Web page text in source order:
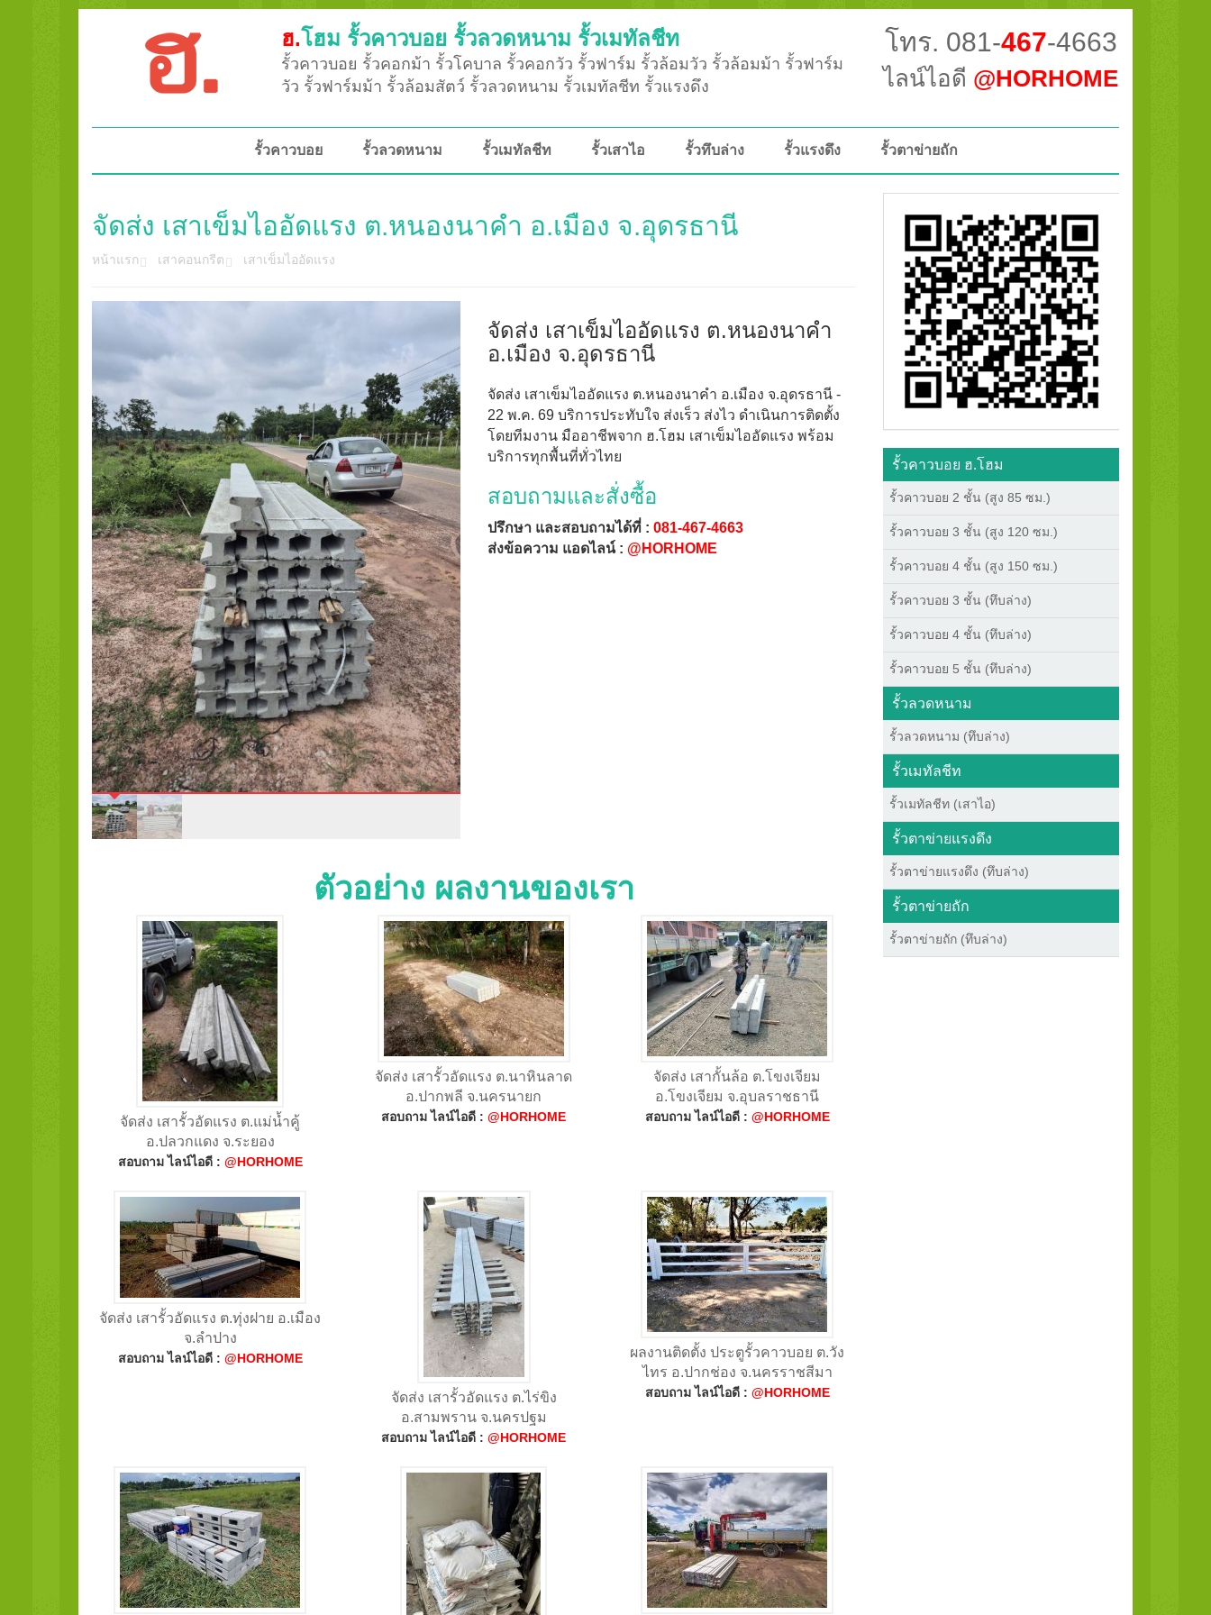
ฮ.โฮม รั้วคาวบอย รั้วลวดหนาม รั้วเมทัลชีท
รั้วคาวบอย รั้วคอกม้า รั้วโคบาล รั้วคอกวัว รั้วฟาร์ม รั้วล้อมวัว รั้วล้อมม้า รั้วฟาร์ม
วัว รั้วฟาร์มม้า รั้วล้อมสัตว์ รั้วลวดหนาม รั้วเมทัลชีท รั้วแรงดึง
โทร. 081-467-4663
ไลน์ไอดี @HORHOME
รั้วคาวบอย รั้วลวดหนาม รั้วเมทัลชีท รั้วเสาไอ รั้วทึบล่าง รั้วแรงดึง รั้วตาข่ายถัก
จัดส่ง เสาเข็มไออัดแรง ต.หนองนาคำ อ.เมือง จ.อุดรธานี
หน้าแรก เสาคอนกรีต เสาเข็มไออัดแรง
จัดส่ง เสาเข็มไออัดแรง ต.หนองนาคำ
อ.เมือง จ.อุดรธานี
จัดส่ง เสาเข็มไออัดแรง ต.หนองนาคำ อ.เมือง จ.อุดรธานี -
22 พ.ค. 69 บริการประทับใจ ส่งเร็ว ส่งไว ดำเนินการติดตั้ง
โดยทีมงาน มืออาชีพจาก ฮ.โฮม เสาเข็มไออัดแรง พร้อม
บริการทุกพื้นที่ทั่วไทย
สอบถามและสั่งซื้อ
ปรึกษา และสอบถามได้ที่ : 081-467-4663
ส่งข้อความ แอดไลน์ : @HORHOME
ตัวอย่าง ผลงานของเรา
จัดส่ง เสารั้วอัดแรง ต.แม่น้ำคู้
อ.ปลวกแดง จ.ระยอง
สอบถาม ไลน์ไอดี : @HORHOME
จัดส่ง เสารั้วอัดแรง ต.นาหินลาด
อ.ปากพลี จ.นครนายก
สอบถาม ไลน์ไอดี :@HORHOME
จัดส่ง เสากั้นล้อ ต.โขงเจียม
อ.โขงเจียม จ.อุบลราชธานี
สอบถาม ไลน์ไอดี : @HORHOME
จัดส่ง เสารั้วอัดแรง ต.ทุ่งฝาย อ.เมือง
จ.ลำปาง
สอบถาม ไลน์ไอดี : @HORHOME
จัดส่ง เสารั้วอัดแรง ต.ไร่ขิง
อ.สามพราน จ.นครปฐม
สอบถาม ไลน์ไอดี :@HORHOME
ผลงานติดตั้ง ประตูรั้วคาวบอย ต.วัง
ไทร อ.ปากช่อง จ.นครราชสีมา
สอบถาม ไลน์ไอดี : @HORHOME
รั้วคาวบอย ฮ.โฮม
รั้วคาวบอย 2 ชั้น (สูง 85 ซม.)
รั้วคาวบอย 3 ชั้น (สูง 120 ซม.)
รั้วคาวบอย 4 ชั้น (สูง 150 ซม.)
รั้วคาวบอย 3 ชั้น (ทึบล่าง)
รั้วคาวบอย 4 ชั้น (ทึบล่าง)
รั้วคาวบอย 5 ชั้น (ทึบล่าง)
รั้วลวดหนาม
รั้วลวดหนาม (ทึบล่าง)
รั้วเมทัลชีท
รั้วเมทัลชีท (เสาไอ)
รั้วตาข่ายแรงดึง
รั้วตาข่ายแรงดึง (ทึบล่าง)
รั้วตาข่ายถัก
รั้วตาข่ายถัก (ทึบล่าง)